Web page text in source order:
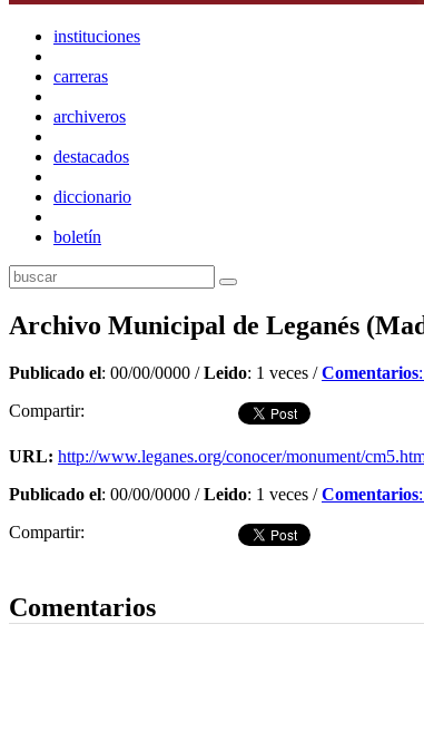
instituciones
carreras
archiveros
destacados
diccionario
boletín
Archivo Municipal de Leganés
Publicado el: 00/00/0000 /Leido: 1 veces /Comentarios
Compartir:
URL: http://www.leganes.org/conocer/monument/
Publicado el: 00/00/0000 /Leido: 1 veces /Comentarios
Compartir:
Comentarios